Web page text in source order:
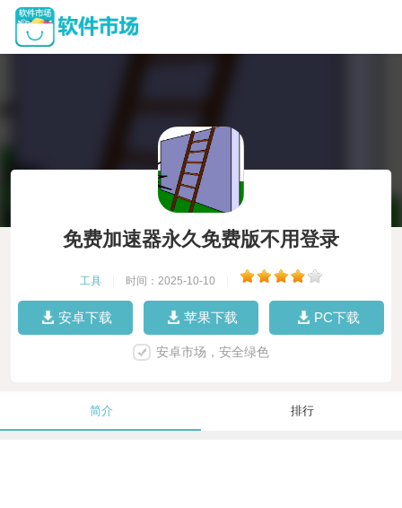
免费加速器永久免费版不用登录
工具 时间：2025-10-10
安卓下载 苹果下载 PC下载
安卓市场，安全绿色
简介 排行